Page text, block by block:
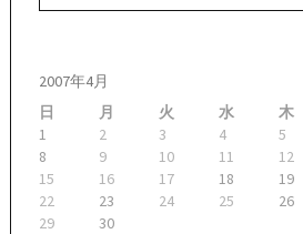
2007年4月
日
月 火 水 木
1
2 3 4 5
8
9 10 11 12
15
16 17 18 19
22
23 24 25 26
29
30